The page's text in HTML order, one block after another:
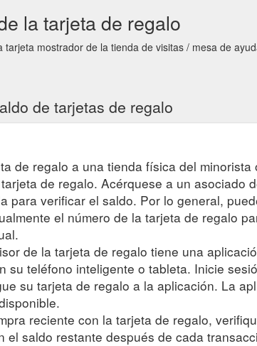
la tarjeta de regalo
mostrador de la tienda de visitas / mesa de
de tarjetas de regalo
de regalo a una tienda física del minorista
de regalo. Acérquese a un asociado
para verificar el saldo. Por lo general,
el número de la tarjeta de regalo
de la tarjeta de regalo tiene una
su teléfono inteligente o tableta. Inicie
su tarjeta de regalo a la aplicación. La
reciente con la tarjeta de regalo,
el saldo restante después de cada